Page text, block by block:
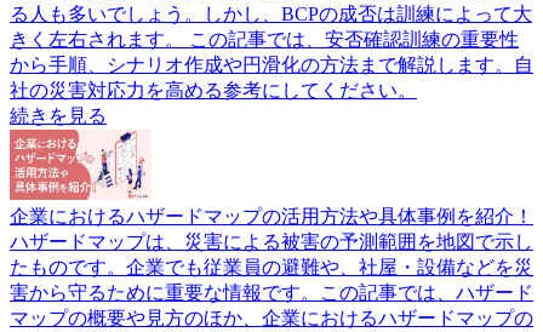
る人も多いでしょう。しかし、BCPの成否は訓練によって大
きく左右されます。 この記事では、安否確認訓練の重要性
から手順、シナリオ作成や円滑化の方法まで解説します。自
社の災害対応力を高める参考にしてください。
続きを見る
企業におけるハザードマップの活用方法や具体事例を紹介！
ハザードマップは、災害による被害の予測範囲を地図で示し
たものです。企業でも従業員の避難や、社屋・設備などを災
害から守るために重要な情報です。この記事では、ハザード
マップの概要や見方のほか、企業におけるハザードマップの